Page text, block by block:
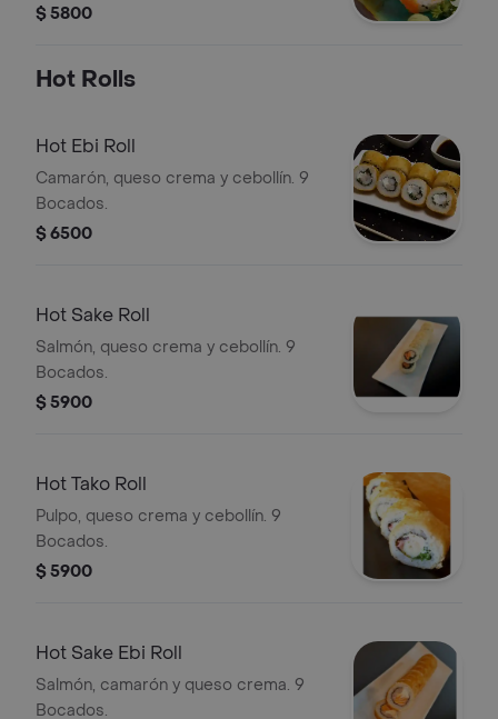
$ 5800
Hot Rolls
Hot Ebi Roll
Camarón, queso crema y cebollín. 9
Bocados.
$ 6500
Hot Sake Roll
Salmón, queso crema y cebollín. 9
Bocados.
$ 5900
Hot Tako Roll
Pulpo, queso crema y cebollín. 9
Bocados.
$ 5900
Hot Sake Ebi Roll
Salmón, camarón y queso crema. 9
Bocados.